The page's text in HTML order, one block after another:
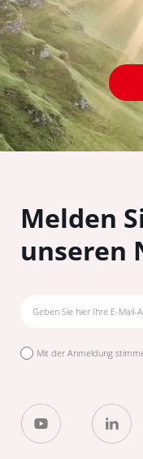
Melden
unseren
Mit der Anmeldung